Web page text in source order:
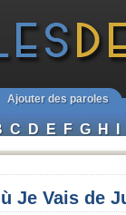
Ajouter des paroles
C D E F G H I
Je Vais de